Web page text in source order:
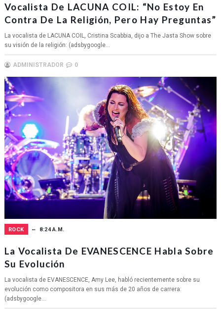
Vocalista De LACUNA COIL: “No Estoy En
Contra De La Religión, Pero Hay Preguntas”
La vocalista de LACUNA COIL, Cristina Scabbia, dijo a The Jasta Show sobre
su visión de la religión: (adsbygoogle...
ADMINISTRADOR 0
ROCK 8:24 A.M.
La Vocalista De EVANESCENCE Habla Sobre
Su Evolución
La vocalista de EVANESCENCE, Amy Lee, habló recientemente sobre su
evolución como compositora en sus más de 20 años de carrera:
(adsbygoogle...